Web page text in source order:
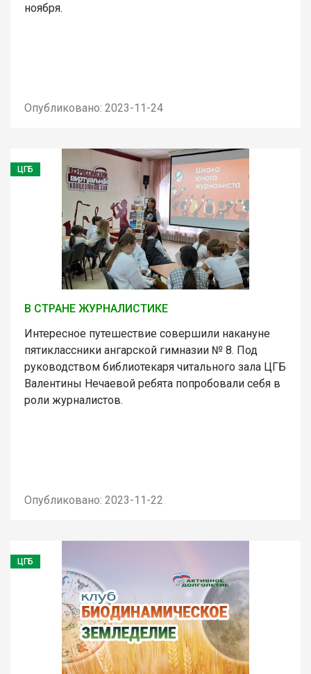
ноября.
Опубликовано: 2023-11-24
ЦГБ
В СТРАНЕ ЖУРНАЛИСТИКЕ
Интересное путешествие совершили накануне
пятиклассники ангарской гимназии № 8. Под
руководством библиотекаря читального зала ЦГБ
Валентины Нечаевой ребята попробовали себя в
роли журналистов.
Опубликовано: 2023-11-22
ЦГБ